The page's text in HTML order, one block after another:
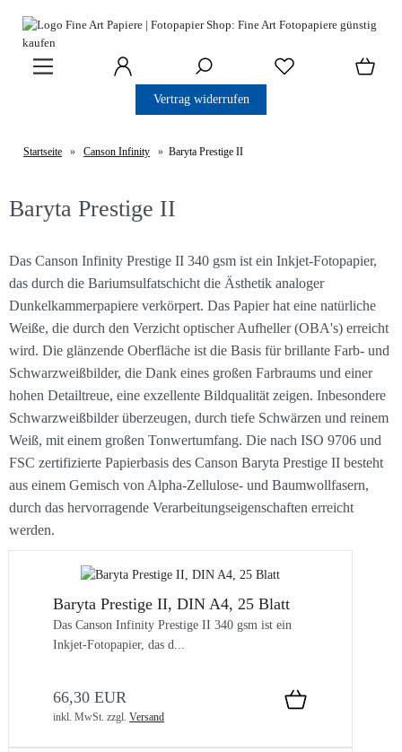
Vertrag widerrufen
Startseite » Canson Infinity » Baryta Prestige II
Baryta Prestige II
Das Canson Infinity Prestige II 340 gsm ist ein Inkjet-Fotopapier,
das durch die Bariumsulfatschicht die Ästhetik analoger
Dunkelkammerpapiere verkörpert. Das Papier hat eine natürliche
Weiße, die durch den Verzicht optischer Aufheller (OBA's) erreicht
wird. Die glänzende Oberfläche ist die Basis für brillante Farb- und
Schwarzweißbilder, die Dank eines großen Farbraums und einer
hohen Detailtreue, eine exzellente Bildqualität zeigen. Inbesondere
Schwarzweißbilder überzeugen, durch tiefe Schwärzen und reinem
Weiß, mit einem großen Tonwertumfang. Die nach ISO 9706 und
FSC zertifizierte Papierbasis des Canson Baryta Prestige II besteht
aus einem Gemisch von Alpha-Zellulose- und Baumwollfasern,
durch das hervorragende Verarbeitungseigenschaften erreicht
werden.
Baryta Prestige II, DIN A4, 25 Blatt
Das Canson Infinity Prestige II 340 gsm ist ein
Inkjet-Fotopapier, das d...
66,30 EUR
inkl. MwSt. zzgl. Versand